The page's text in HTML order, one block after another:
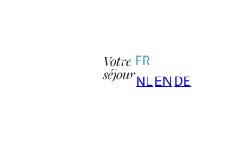
Votre
séjour
FR
NL EN DE